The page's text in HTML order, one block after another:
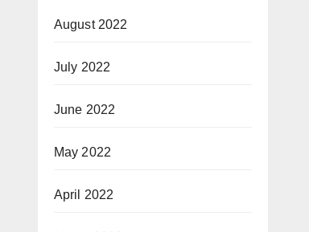
August 2022
July 2022
June 2022
May 2022
April 2022